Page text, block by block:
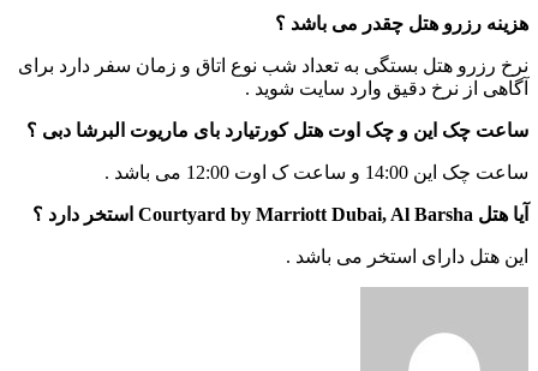
هزینه رزرو هتل چقدر می باشد ؟
نرخ رزرو هتل بستگی به تعداد شب نوع اتاق و زمان سفر دارد برای
آگاهی از نرخ دقیق وارد سایت شوید .
ساعت چک این و چک اوت هتل کورتیارد بای ماریوت البرشا دبی ؟
ساعت چک این 14:00 و ساعت ک اوت 12:00 می باشد .
آیا هتل Courtyard by Marriott Dubai, Al Barsha استخر دارد ؟
این هتل دارای استخر می باشد .